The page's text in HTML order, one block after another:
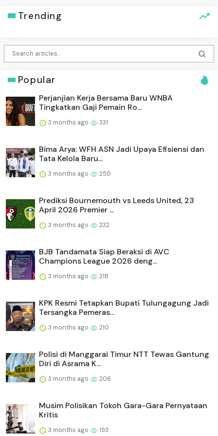
Trending
Popular
Perjanjian Kerja Bersama Baru WNBA
Tingkatkan Gaji Pemain Ro...
3 months ago 331
Bima Arya: WFH ASN Jadi Upaya Efisiensi dan
Tata Kelola Baru...
3 months ago 250
Prediksi Bournemouth vs Leeds United, 23
April 2026 Premier ...
3 months ago 232
BJB Tandamata Siap Beraksi di AVC
Champions League 2026 deng...
3 months ago 218
KPK Resmi Tetapkan Bupati Tulungagung Jadi
Tersangka Pemeras...
3 months ago 210
Polisi di Manggarai Timur NTT Tewas Gantung
Diri di Asrama K...
3 months ago 206
Musim Polisikan Tokoh Gara-Gara Pernyataan
Kritis
3 months ago 193